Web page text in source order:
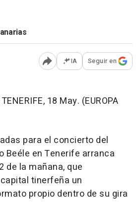
Abrir opciones para
IA Seguir en
18 May. (EUROPA
para el concierto del
Beéle en Tenerife arranca
de la mañana, que
tinerfeña un
propio dentro de su gira